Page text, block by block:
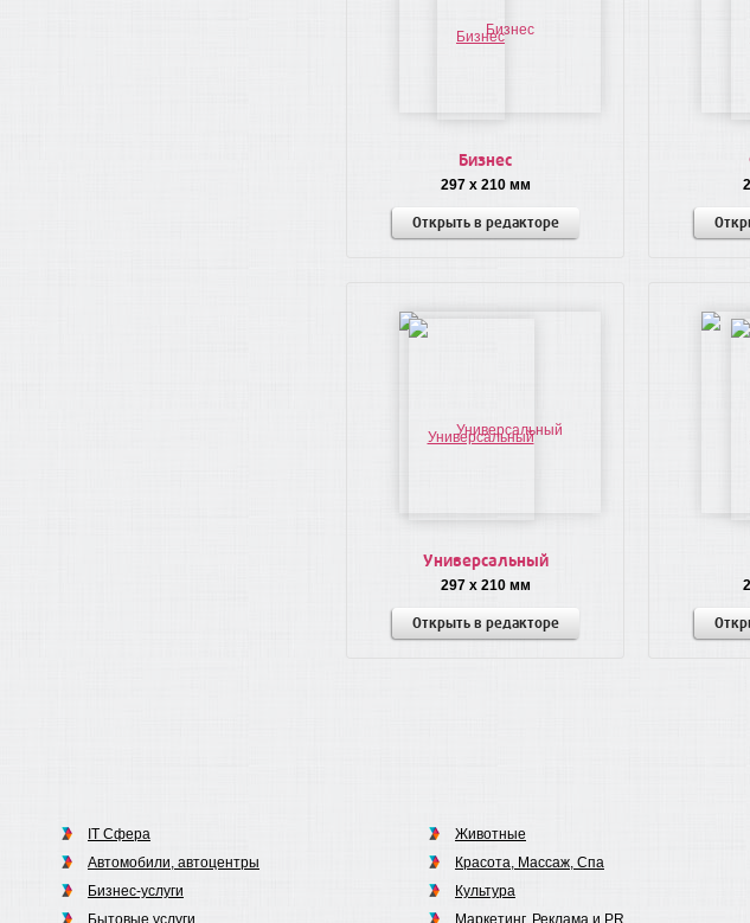
Бизнес
297 x 210 мм
Открыть в редакторе
Универсальный
297 x 210 мм
Открыть в редакторе
IT Сфера
Автомобили, автоцентры
Бизнес-услуги
Бытовые услуги
Животные
Красота, Массаж, Спа
Культура
Маркетинг, Реклама и PR